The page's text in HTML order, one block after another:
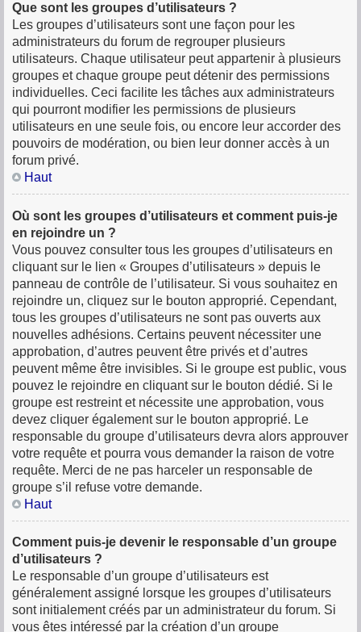
Que sont les groupes d’utilisateurs ?
Les groupes d’utilisateurs sont une façon pour les
administrateurs du forum de regrouper plusieurs
utilisateurs. Chaque utilisateur peut appartenir à plusieurs
groupes et chaque groupe peut détenir des permissions
individuelles. Ceci facilite les tâches aux administrateurs
qui pourront modifier les permissions de plusieurs
utilisateurs en une seule fois, ou encore leur accorder des
pouvoirs de modération, ou bien leur donner accès à un
forum privé.
Haut
Où sont les groupes d’utilisateurs et comment puis-je
en rejoindre un ?
Vous pouvez consulter tous les groupes d’utilisateurs en
cliquant sur le lien « Groupes d’utilisateurs » depuis le
panneau de contrôle de l’utilisateur. Si vous souhaitez en
rejoindre un, cliquez sur le bouton approprié. Cependant,
tous les groupes d’utilisateurs ne sont pas ouverts aux
nouvelles adhésions. Certains peuvent nécessiter une
approbation, d’autres peuvent être privés et d’autres
peuvent même être invisibles. Si le groupe est public, vous
pouvez le rejoindre en cliquant sur le bouton dédié. Si le
groupe est restreint et nécessite une approbation, vous
devez cliquer également sur le bouton approprié. Le
responsable du groupe d’utilisateurs devra alors approuver
votre requête et pourra vous demander la raison de votre
requête. Merci de ne pas harceler un responsable de
groupe s’il refuse votre demande.
Haut
Comment puis-je devenir le responsable d’un groupe
d’utilisateurs ?
Le responsable d’un groupe d’utilisateurs est
généralement assigné lorsque les groupes d’utilisateurs
sont initialement créés par un administrateur du forum. Si
vous êtes intéressé par la création d’un groupe